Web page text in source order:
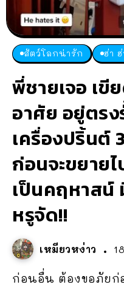
สัตว์โลกน่ารัก ฮ่า ฮ่
พี่ชายเจอ เขี
อาศัย อยู่ตรง
เครื่องปริ้นต์
ก่อนจะขยาย
เป็นคฤหาสน์
หรูจัด!!
เหมียวหง่าว
ก่อนอื่น ต้องขอภัยก่